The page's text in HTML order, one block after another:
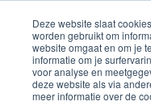
Deze website slaat
worden gebruikt om
website omgaat en om je
informatie om je
voor analyse en
deze website als via
meer informatie over de
Hond
Wat zegt de kleur van